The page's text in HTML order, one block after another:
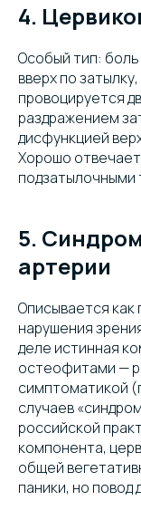
4.
Особый тип:
вверх по
провоцируется
раздражением
дисфункцией
Хорошо
подзатылочными
5.
артерии
Описывается как
нарушения
деле истинная
остеофитами —
симптоматикой
случаев
российской
компонента,
общей
паники, но повод